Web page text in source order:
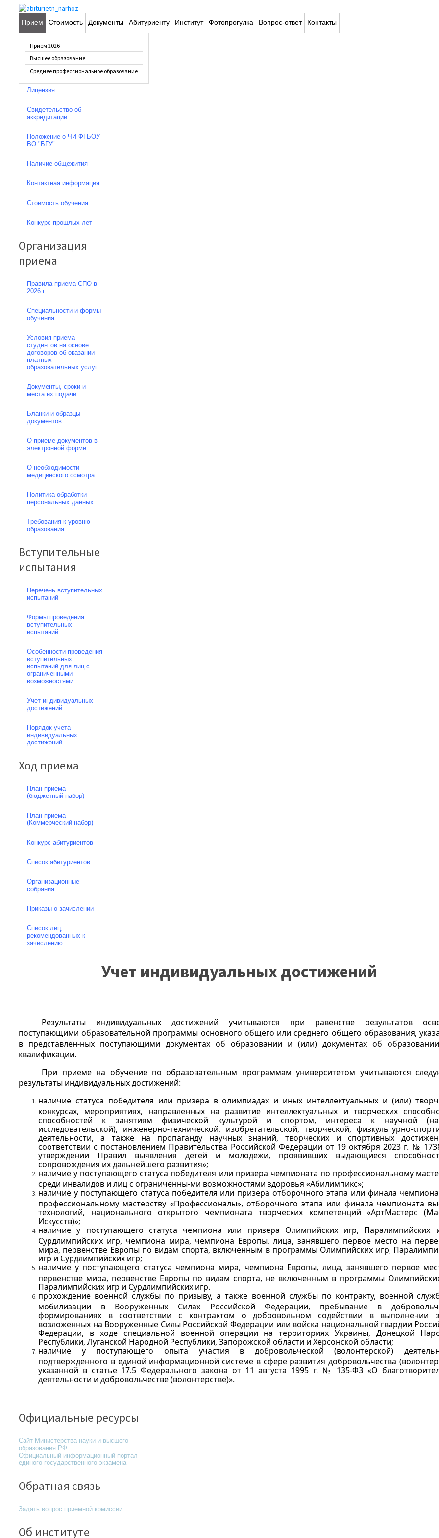
Прием
Прием 2026
Высшее образование
Среднее профессиональное образование
Стоимость Документы Абитуриенту Институт Фотопрогулка Вопрос-ответ Контакты
Общая
информация
Устав ФГБОУ ВО "БГУ"
Лицензия
Свидетельство об
аккредитации
Положение о ЧИ ФГБОУ
ВО "БГУ"
Наличие общежития
Контактная информация
Стоимость обучения
Конкурс прошлых лет
Организация
приема
Правила приема СПО в
2026 г.
Специальности и формы
обучения
Условия приема
студентов на основе
договоров об оказании
платных
образовательных услуг
Документы, сроки и
места их подачи
Бланки и образцы
документов
О приеме документов в
электронной форме
О необходимости
медицинского осмотра
Политика обработки
персональных данных
Требования к уровню
образования
Вступительные
испытания
Перечень вступительных
испытаний
Формы проведения
вступительных
испытаний
Особенности проведения
вступительных
испытаний для лиц с
ограниченными
возможностями
Учет индивидуальных
достижений
Порядок учета
индивидуальных
достижений
Ход приема
План приема
(бюджетный набор)
План приема
(Коммерческий набор)
Конкурс абитуриентов
Список абитуриентов
Организационные
собрания
Приказы о зачислении
Список лиц,
рекомендованных к
зачислению
Учет индивидуальных достижений
Результаты индивидуальных достижений учитываются при равенстве результатов
поступающими образовательной программы основного общего или среднего общего образования,
в представлен-ных поступающими документах об образовании и (или) документах об
квалификации.
При приеме на обучение по образовательным программам университетом учитываются
результаты индивидуальных достижений:
наличие статуса победителя или призера в олимпиадах и иных интеллектуальных и (или)
конкурсах, мероприятиях, направленных на развитие интеллектуальных и творческих
способностей к занятиям физической культурой и спортом, интереса к научной
исследовательской), инженерно-технической, изобретательской, творческой, физкультурно-
деятельности, а также на пропаганду научных знаний, творческих и спортивных
соответствии с постановлением Правительства Российской Федерации от 19 октября 2023 г. №
утверждении Правил выявления детей и молодежи, проявивших выдающиеся
сопровождения их дальнейшего развития»;
наличие у поступающего статуса победителя или призера чемпионата по профессиональному
среди инвалидов и лиц с ограниченны-ми возможностями здоровья «Абилимпикс»;
наличие у поступающего статуса победителя или призера отборочного этапа или финала
профессиональному мастерству «Профессионалы», отборочного этапа или финала чемпионата
технологий, национального открытого чемпионата творческих компетенций «АртМастерс
Искусств)»;
наличие у поступающего статуса чемпиона или призера Олимпийских игр, Паралимпийских
Сурдлимпийских игр, чемпиона мира, чемпиона Европы, лица, занявшего первое место на
мира, первенстве Европы по видам спорта, включенным в программы Олимпийских игр,
игр и Сурдлимпийских игр;
наличие у поступающего статуса чемпиона мира, чемпиона Европы, лица, занявшего первое
первенстве мира, первенстве Европы по видам спорта, не включенным в программы
Паралимпийских игр и Сурдлимпийских игр.
прохождение военной службы по призыву, а также военной службы по контракту, военной
мобилизации в Вооруженных Силах Российской Федерации, пребывание в
формированиях в соответствии с контрактом о добровольном содействии в выполнении
возложенных на Вооруженные Силы Российской Федерации или войска национальной гвардии
Федерации, в ходе специальной военной операции на территориях Украины, Донецкой
Республики, Луганской Народной Республики, Запорожской области и Херсонской области;
наличие у поступающего опыта участия в добровольческой (волонтерской)
подтвержденного в единой информационной системе в сфере развития добровольчества
указанной в статье 17.5 Федерального закона от 11 августа 1995 г. № 135-ФЗ «О
деятельности и добровольчестве (волонтерстве)».
Официальные ресурсы
Сайт Министерства науки и высшего
образования РФ
Официальный информационный портал
единого государственного экзамена
Обратная связь
Задать вопрос приемной комиссии
Об институте